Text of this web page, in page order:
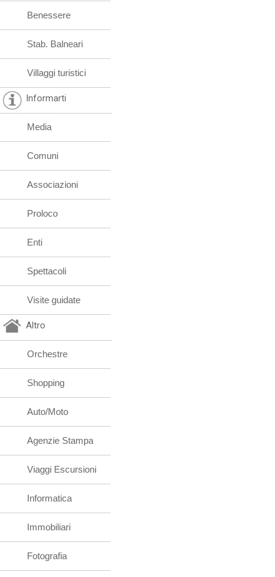
Benessere
Stab. Balneari
Villaggi turistici
Informarti
Media
Comuni
Associazioni
Proloco
Enti
Spettacoli
Visite guidate
Altro
Orchestre
Shopping
Auto/Moto
Agenzie Stampa
Viaggi Escursioni
Informatica
Immobiliari
Fotografia